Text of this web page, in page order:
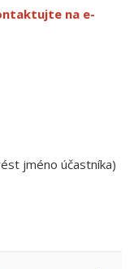
na e-
jméno účastníka)